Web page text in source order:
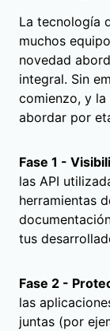
La tecnología
muchos
novedad
integral. Sin
comienzo, y la
abordar por
Fase 1 -
las API
herramientas
tus
Fase 2 -
las
juntas (por